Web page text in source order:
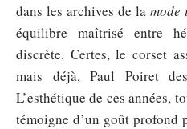
dans les archives de la mode
équilibre maîtrisé entre
discrète. Certes, le corset
mais déjà, Paul Poiret
L’esthétique de ces années,
témoigne d’un goût profond